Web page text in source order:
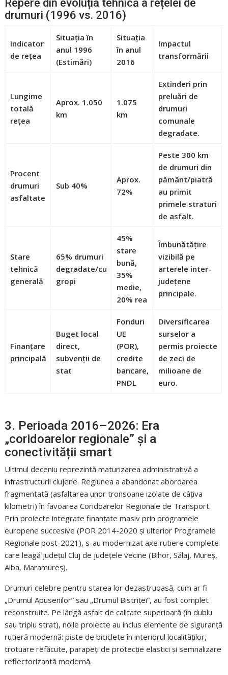
Repere din evoluția tehnică a rețelei de
drumuri (1996 vs. 2016)
Indicator
de rețea
Situația în
anul 1996
(Estimări)
Situația
în anul
2016
Impactul
transformării
Lungime
totală
rețea
Aprox. 1.050
km
1.075
km
Extinderi prin
preluări de
drumuri
comunale
degradate.
Procent
drumuri
asfaltate
Sub 40%
Aprox.
72%
Peste 300 km
de drumuri din
pământ/piatră
au primit
primele straturi
de asfalt.
Stare
tehnică
generală
65% drumuri
degradate/cu
gropi
45%
stare
bună,
35%
medie,
20% rea
Îmbunătățire
vizibilă pe
arterele inter-
județene
principale.
Finanțare
principală
Buget local
direct,
subvenții de
stat
Fonduri
UE
(POR),
credite
bancare,
PNDL
Diversificarea
surselor a
permis proiecte
de zeci de
milioane de
euro.
3. Perioada 2016–2026: Era
„coridoarelor regionale” și a
conectivității smart
Ultimul deceniu reprezintă maturizarea administrativă a
infrastructurii clujene. Regiunea a abandonat abordarea
fragmentată (asfaltarea unor tronsoane izolate de câțiva
kilometri) în favoarea Coridoarelor Regionale de Transport.
Prin proiecte integrate finanțate masiv prin programele
europene succesive (POR 2014-2020 și ulterior Programele
Regionale post-2021), s-au modernizat axe rutiere complete
care leagă județul Cluj de județele vecine (Bihor, Sălaj, Mureș,
Alba, Maramureș).
Drumuri celebre pentru starea lor dezastruoasă, cum ar fi
„Drumul Apusenilor” sau „Drumul Bistriței”, au fost complet
reconstruite. Pe lângă asfalt de calitate superioară (în dublu
sau triplu strat), noile proiecte au inclus elemente de siguranță
rutieră modernă: piste de biciclete în interiorul localităților,
trotuare refăcute, parapeți de protecție elastici și semnalizare
reflectorizantă modernă.